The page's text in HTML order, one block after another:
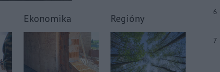
Ekonomika Regióny
6
7